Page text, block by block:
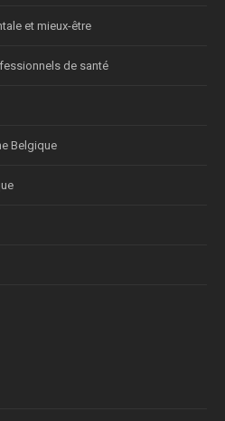
et mieux-être
de santé
Belgique